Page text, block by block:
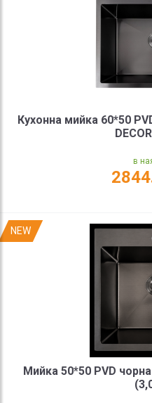
Кухонна мийка 60*50
в
NEW
Мийка 50*50 PVD